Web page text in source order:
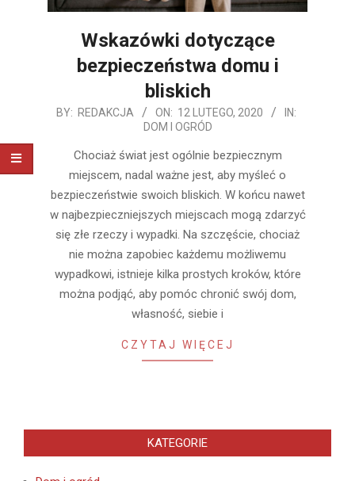
Wskazówki dotyczące
bezpieczeństwa domu i
bliskich
2020-
BY: REDAKCJA ON: 12 LUTEGO, 2020
IN:
DOM I OGRÓD
Chociaż świat jest ogólnie bezpiecznym
miejscem, nadal ważne jest, aby myśleć o
bezpieczeństwie swoich bliskich. W końcu nawet
w najbezpieczniejszych miejscach mogą zdarzyć
się złe rzeczy i wypadki. Na szczęście, chociaż
nie można zapobiec każdemu możliwemu
wypadkowi, istnieje kilka prostych kroków, które
można podjąć, aby pomóc chronić swój dom,
własność, siebie i
CZYTAJ WIĘCEJ
KATEGORIE